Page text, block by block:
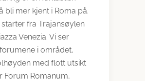
bli mer kjent i Roma på.
fra Trajansøylen
Venezia. Vi ser
i området,
med flott utsikt
Forum Romanum,